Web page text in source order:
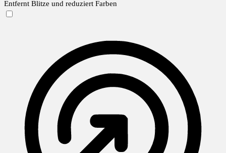
Entfernt Blitze und reduziert Farben